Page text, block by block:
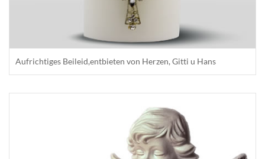
Aufrichtiges Beileid,entbieten von Herzen, Gitti u Hans